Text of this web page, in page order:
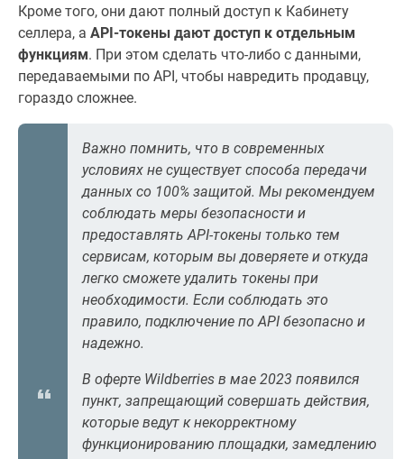
Кроме того, они дают полный доступ к Кабинету
селлера, а API-токены дают доступ к отдельным
функциям. При этом сделать что-либо с данными,
передаваемыми по API, чтобы навредить продавцу,
гораздо сложнее.
Важно помнить, что в современных
условиях не существует способа передачи
данных со 100% защитой. Мы рекомендуем
соблюдать меры безопасности и
предоставлять API-токены только тем
сервисам, которым вы доверяете и откуда
легко сможете удалить токены при
необходимости. Если соблюдать это
правило, подключение по API безопасно и
надежно.
В оферте Wildberries в мае 2023 появился
пункт, запрещающий совершать действия,
которые ведут к некорректному
функционированию площадки, замедлению